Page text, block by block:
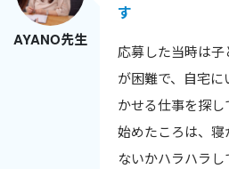
AYANO先生
す
応募した当時は
が困難で、自宅
かせる仕事を探し
始めたころは、寝
ないかハラハラし